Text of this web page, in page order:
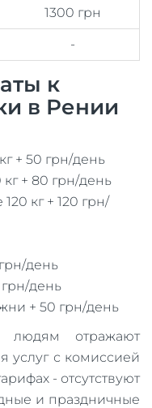
1300 грн
-
к
в Рении
+ 50 грн/день
+ 80 грн/день
кг + 120 грн/
день
день
+ 50 грн/день
людям отражают
услуг с комиссией
- отсутствуют
и праздничные